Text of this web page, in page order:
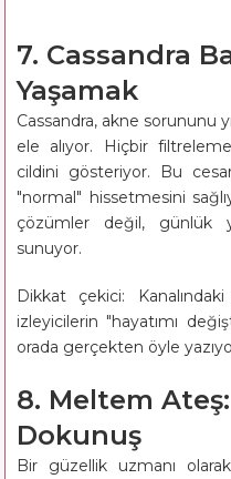
7. Cassandra
Yaşamak
Cassandra, akne sorununu
ele alıyor. Hiçbir
cildini gösteriyor. Bu
"normal" hissetmesini
çözümler değil, günlük
sunuyor.
Dikkat çekici:
izleyicilerin "hayatımı
orada gerçekten öyle
8. Meltem
Dokunuş
Bir güzellik uzmanı